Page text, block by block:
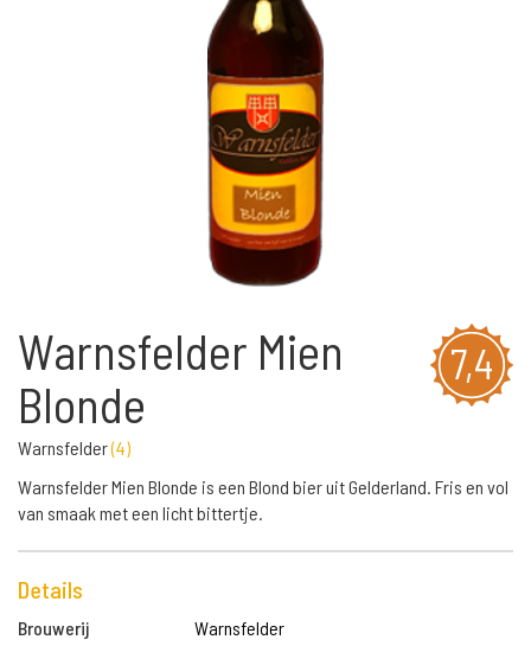
7,4
Warnsfelder Mien
Blonde
Warnsfelder(4)
Warnsfelder Mien Blonde is een Blond bier uit Gelderland. Fris en vol
van smaak met een licht bittertje.
Details
Brouwerij
Warnsfelder